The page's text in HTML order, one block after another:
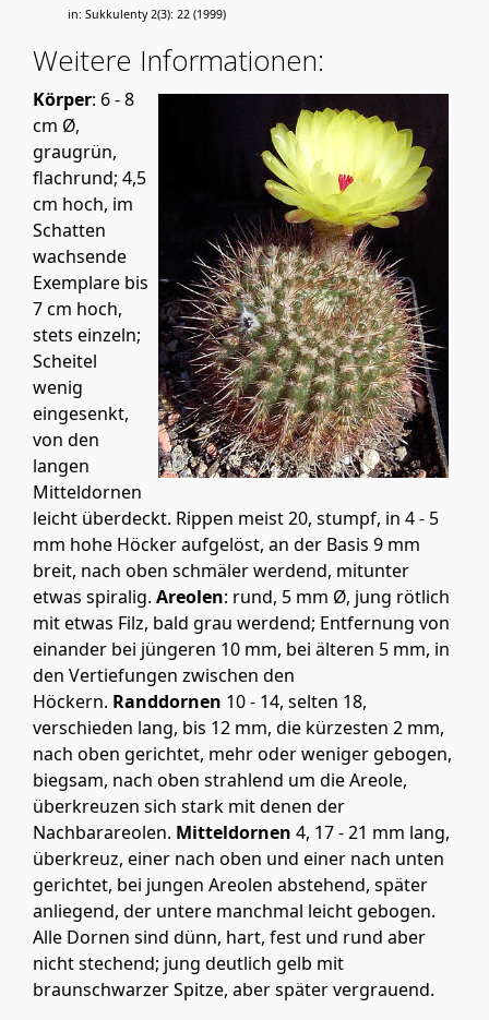
in: Sukkulenty 2(3): 22 (1999)
Weitere Informationen:
Körper: 6 - 8
cm Ø,
graugrün,
flachrund; 4,5
cm hoch, im
Schatten
wachsende
Exemplare bis
7 cm hoch,
stets einzeln;
Scheitel
wenig
eingesenkt,
von den
langen
Mitteldornen
leicht überdeckt. Rippen meist 20, stumpf, in 4 - 5
mm hohe Höcker aufgelöst, an der Basis 9 mm
breit, nach oben schmäler werdend, mitunter
etwas spiralig. Areolen: rund, 5 mm Ø, jung rötlich
mit etwas Filz, bald grau werdend; Entfernung von
einander bei jüngeren 10 mm, bei älteren 5 mm, in
den Vertiefungen zwischen den
Höckern. Randdornen 10 - 14, selten 18,
verschieden lang, bis 12 mm, die kürzesten 2 mm,
nach oben gerichtet, mehr oder weniger gebogen,
biegsam, nach oben strahlend um die Areole,
überkreuzen sich stark mit denen der
Nachbarareolen. Mitteldornen 4, 17 - 21 mm lang,
überkreuz, einer nach oben und einer nach unten
gerichtet, bei jungen Areolen abstehend, später
anliegend, der untere manchmal leicht gebogen.
Alle Dornen sind dünn, hart, fest und rund aber
nicht stechend; jung deutlich gelb mit
braunschwarzer Spitze, aber später vergrauend.